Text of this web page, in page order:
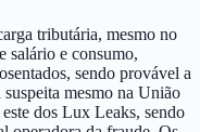
tributária, mesmo no
salário e consumo,
sendo provável a
mesmo na União
dos Lux Leaks, sendo